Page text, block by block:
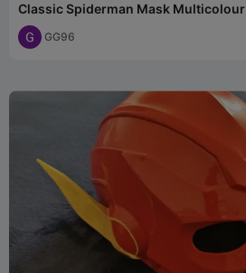
Classic Spiderman Mask Multicolour
GG96